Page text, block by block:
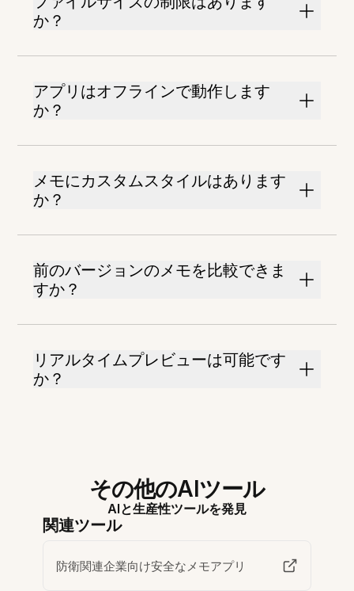
か？
アプリはオフラインで動作します
か？
メモにカスタムスタイルはあります
か？
前のバージョンのメモを比較できま
すか？
リアルタイムプレビューは可能です
か？
その他のAIツール
AIと生産性ツールを発見
関連ツール
防衛関連企業向け安全なメモアプリ